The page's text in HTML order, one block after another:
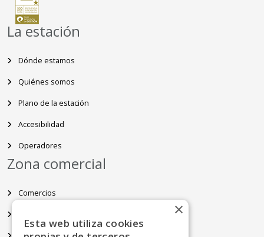
La estación
Dónde estamos
Quiénes somos
Plano de la estación
Accesibilidad
Operadores
Zona comercial
Comercios
Esta web utiliza cookies
×